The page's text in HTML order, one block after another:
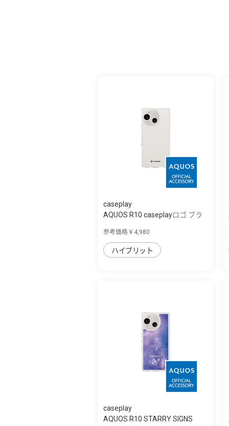
caseplay
AQUOS R10 caseplayロゴ ブラ
参考価格￥4,980
ハイブリット
caseplay
AQUOS R10 STARRY SIGNS